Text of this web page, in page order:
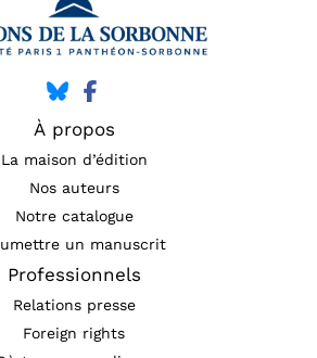
À propos
La maison d’édition
Nos auteurs
Notre catalogue
un manuscrit
Professionnels
Relations presse
Foreign rights